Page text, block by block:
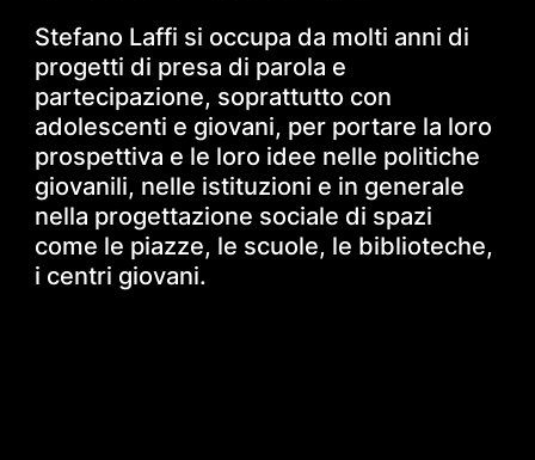
Stefano Laffi si occupa da molti anni di
progetti di presa di parola e
partecipazione, soprattutto con
adolescenti e giovani, per portare la loro
prospettiva e le loro idee nelle politiche
giovanili, nelle istituzioni e in generale
nella progettazione sociale di spazi
come le piazze, le scuole, le biblioteche,
i centri giovani.